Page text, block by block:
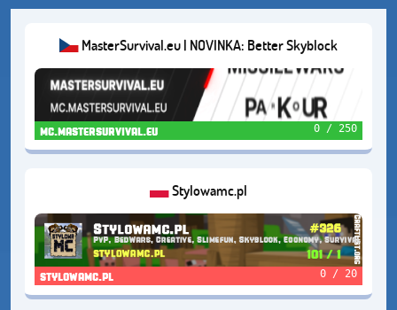
MasterSurvival.eu | NOVINKA: Better Skyblock
mc.mastersurvival.eu 0 / 250
Stylowamc.pl
stylowamc.pl 0 / 20